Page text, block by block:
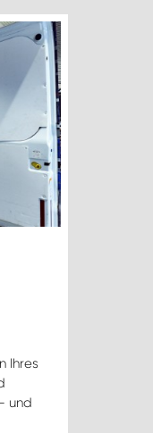
Ihres
und